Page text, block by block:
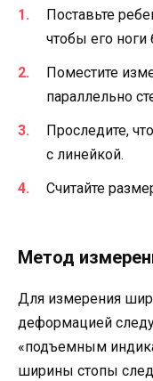
Поставьте
чтобы его
Поместите
параллельно
Проследите,
с линейкой.
Считайте
Метод
Для измерения
деформацией
«подъемным
ширины стопы